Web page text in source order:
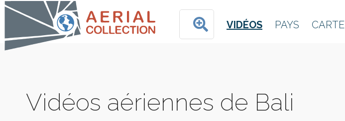
VIDÉOS PAYS CARTE
Vidéos aériennes de Bali